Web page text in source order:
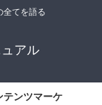
全てを語る
アル
テンツマーケ